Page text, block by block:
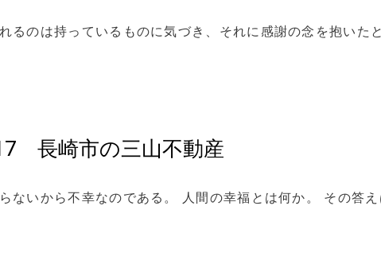
るのは持っているものに気づき、それに感謝の念を抱いた
長崎市の三山不動産
ないから不幸なのである。 人間の幸福とは何か。 その答